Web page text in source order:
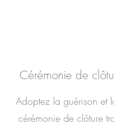
Cérémonie de
Adoptez la guérison et
cérémonie de clôture